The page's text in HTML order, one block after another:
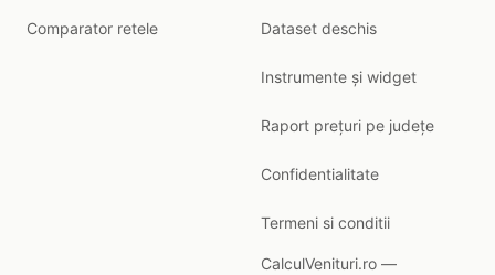
Comparator retele Dataset deschis
Instrumente și widget
Raport prețuri pe județe
Confidentialitate
Termeni si conditii
CalculVenituri.ro —